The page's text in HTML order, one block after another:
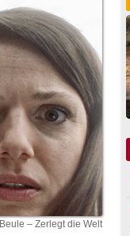
Beule – Zerlegt die Welt